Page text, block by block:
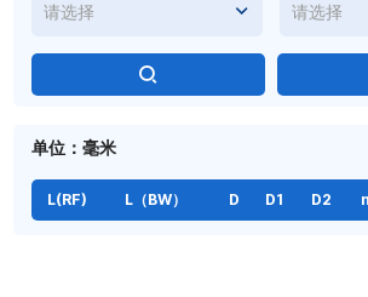
请选择 请选择
单位：毫米
L(RF) L（BW） D D1 D2